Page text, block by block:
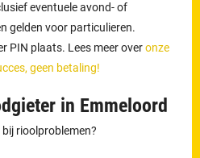
eventuele avond- of
gelden voor particulieren.
PIN plaats. Lees meer overonze
geen betaling!
in Emmeloord
rioolproblemen?